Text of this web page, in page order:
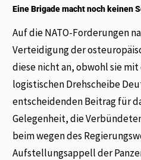
Eine Brigade macht noch keinen
Auf die NATO-Forderungen
Verteidigung der
diese nicht an, obwohl sie
logistischen Drehscheibe
entscheidenden Beitrag für
Gelegenheit, die
beim wegen des
Aufstellungsappell der